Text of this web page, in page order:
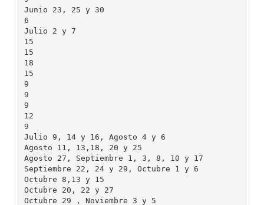
Junio 23, 25 y 30
6
Julio 2 y 7
15
15
18
15
9
9
9
12
9
Julio 9, 14 y 16, Agosto 4 y 6
Agosto 11, 13,18, 20 y 25
Agosto 27, Septiembre 1, 3, 8, 10 y 17
Septiembre 22, 24 y 29, Octubre 1 y 6
Octubre 8,13 y 15
Octubre 20, 22 y 27
Octubre 29 , Noviembre 3 y 5